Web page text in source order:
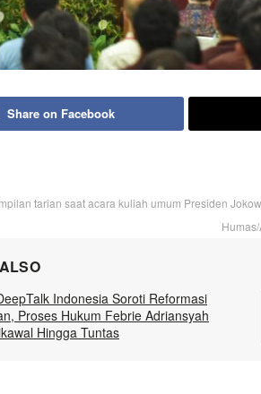
Share on Facebook
tarian saat acara kuliah umum Presiden
Indonesia Soroti Reformasi
Proses Hukum Febrie Adriansyah
Hingga Tuntas